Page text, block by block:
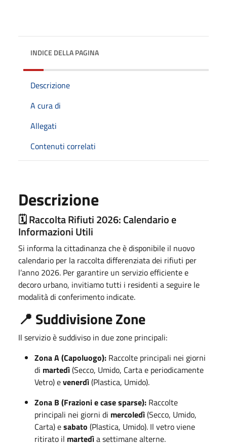
INDICE DELLA PAGINA
Descrizione
A cura di
Allegati
Contenuti correlati
Descrizione
🗓️ Raccolta Rifiuti 2026: Calendario e
Informazioni Utili
Si informa la cittadinanza che è disponibile il nuovo
calendario per la raccolta differenziata dei rifiuti per
l’anno 2026. Per garantire un servizio efficiente e
decoro urbano, invitiamo tutti i residenti a seguire le
modalità di conferimento indicate.
📍 Suddivisione Zone
Il servizio è suddiviso in due zone principali:
Zona A (Capoluogo): Raccolte principali nei giorni
di martedì(Secco, Umido, Carta e periodicamente
Vetro) evenerdì(Plastica, Umido).
Zona B (Frazioni e case sparse): Raccolte
principali nei giorni di mercoledì(Secco, Umido,
Carta) esabato (Plastica, Umido). Il vetro viene
ritirato il martedìa settimane alterne.